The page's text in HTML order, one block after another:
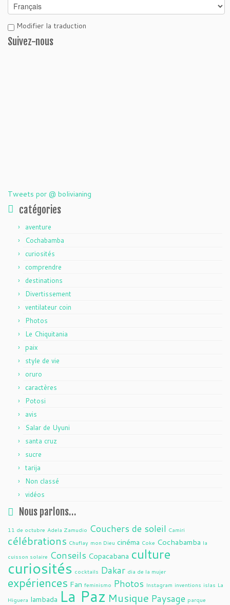
Modifier la traduction
Suivez-nous
Tweets por @ bolivianing
catégories
aventure
Cochabamba
curiosités
comprendre
destinations
Divertissement
ventilateur coin
Photos
Le Chiquitania
paix
style de vie
oruro
caractères
Potosi
avis
Salar de Uyuni
santa cruz
sucre
tarija
Non classé
vidéos
Nous parlons…
11 de octubre Adela Zamudio Couchers de soleil Camiri
célébrations Chuflay mon Dieu cinéma Coke Cochabamba la
cuisson solaire Conseils Copacabana culture
curiosités cocktails Dakar dia de la mujer
expériences Fan feminismo Photos Instagram inventions islas La
Higuera lambada La Paz Musique Paysage parque